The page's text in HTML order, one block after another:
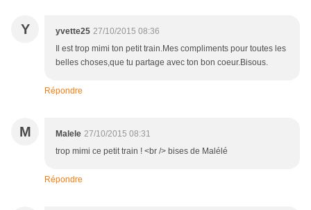
Y yvette25 27/10/2015 08:36
Il est trop mimi ton petit train.Mes compliments pour toutes les
belles choses,que tu partage avec ton bon coeur.Bisous.
Répondre
M Malele 27/10/2015 08:31
trop mimi ce petit train ! <br /> bises de Malélé
Répondre